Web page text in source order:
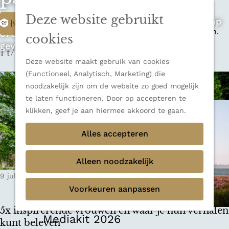
Deze website gebruikt
cookies
Deze website maakt gebruik van cookies
(Functioneel, Analytisch, Marketing) die
noodzakelijk zijn om de website zo goed mogelijk
te laten functioneren. Door op accepteren te
klikken, geef je aan hiermee akkoord te gaan.
Alles accepteren
Alleen noodzakelijk
Voorkeuren aanpassen
G
a
n
a
a
r
d
e
h
o
m
e
p
g
e
M
e
n
u
veelzijdige bestemming voor wie houdt van
natuur, rust en adembenemende uitzichten.
Ontdek alle bestemmingen
Sluiten
Thema's
Verborgen parels
Terug
Ons verhaal
Mediakit 2026
Op zoek naar de ultieme rondreis, een stedentrip
of avontuur in de natuur? Onze Honeyguides
geven je alle inspiratie.
W
a
t
z
o
e
k
j
e
Filter
1 t/m 9 van 16 resultaten
5x inspirerende vrouwen en waar je hun verhalen
kunt beleven
9 juli 2025